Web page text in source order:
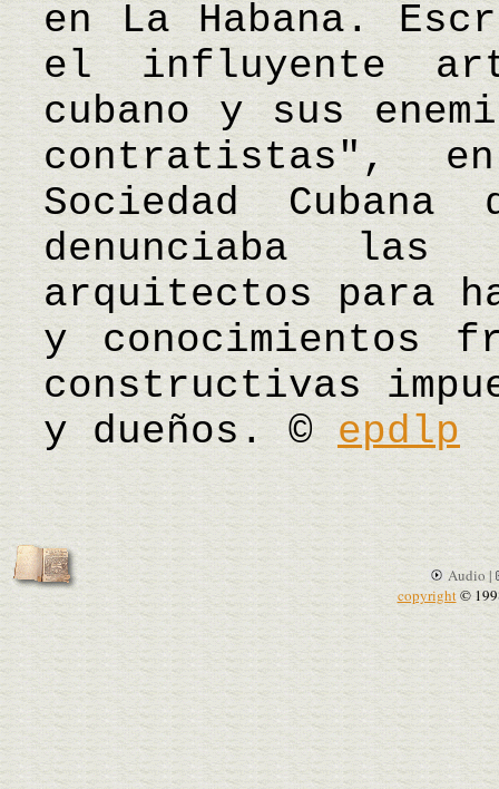
en La Habana.
el influyente
cubano y sus
contratistas",
Sociedad
denunciaba
arquitectos para
y conocimientos
constructivas
y dueños. © epdlp
Audio |
copyright©